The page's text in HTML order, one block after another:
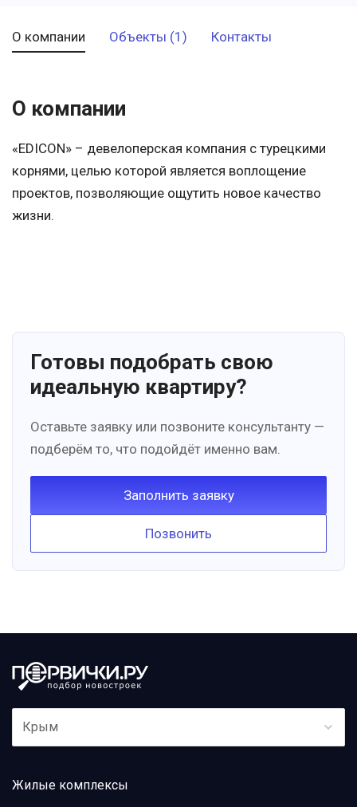
О компании Объекты (1) Контакты
О компании
«EDICON» – девелоперская компания с турецкими
корнями, целью которой является воплощение
проектов, позволяющие ощутить новое качество
жизни.
Готовы подобрать свою
идеальную квартиру?
Оставьте заявку или позвоните консультанту —
подберём то, что подойдёт именно вам.
Заполнить заявку
Позвонить
Крым
Жилые комплексы